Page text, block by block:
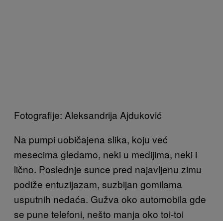
Fotografije: Aleksandrija Ajduković
Na pumpi uobičajena slika, koju već
mesecima gledamo, neki u medijima, neki i
lično. Poslednje sunce pred najavljenu zimu
podiže entuzijazam, suzbijan gomilama
usputnih nedaća. Gužva oko automobila gde
se pune telefoni, nešto manja oko toi-toi